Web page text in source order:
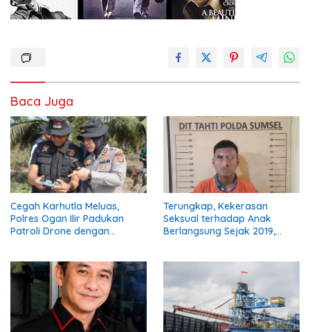
Baca Juga
Cegah Karhutla Meluas,
Polres Ogan Ilir Padukan
Patroli Drone dengan
Terungkap, Kekerasan
Seksual terhadap Anak
Berlangsung Sejak 2019,